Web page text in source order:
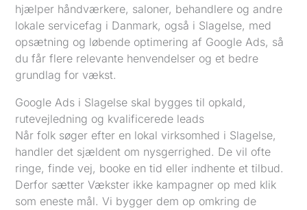
hjælper håndværkere, saloner, behandlere og andre
lokale servicefag i Danmark, også i Slagelse, med
opsætning og løbende optimering af Google Ads, så
du får flere relevante henvendelser og et bedre
grundlag for vækst.
Google Ads i Slagelse skal bygges til opkald,
rutevejledning og kvalificerede leads
Når folk søger efter en lokal virksomhed i Slagelse,
handler det sjældent om nysgerrighed. De vil ofte
ringe, finde vej, booke en tid eller indhente et tilbud.
Derfor sætter Vækster ikke kampagner op med klik
som eneste mål. Vi bygger dem op omkring de